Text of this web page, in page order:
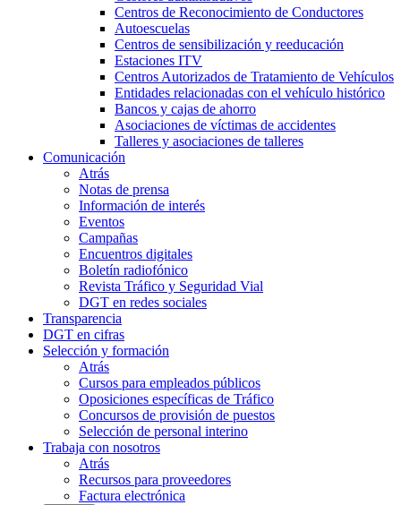
Centros de Reconocimiento de Conductores
Autoescuelas
Centros de sensibilización y reeducación
Estaciones ITV
Centros Autorizados de Tratamiento de Vehículos
Entidades relacionadas con el vehículo histórico
Bancos y cajas de ahorro
Asociaciones de víctimas de accidentes
Talleres y asociaciones de talleres
Comunicación
Atrás
Notas de prensa
Información de interés
Eventos
Campañas
Encuentros digitales
Boletín radiofónico
Revista Tráfico y Seguridad Vial
DGT en redes sociales
Transparencia
DGT en cifras
Selección y formación
Atrás
Cursos para empleados públicos
Oposiciones específicas de Tráfico
Concursos de provisión de puestos
Selección de personal interino
Trabaja con nosotros
Atrás
Recursos para proveedores
Factura electrónica